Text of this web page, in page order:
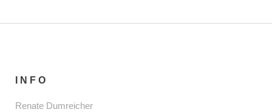
INFO
Renate Dumreicher